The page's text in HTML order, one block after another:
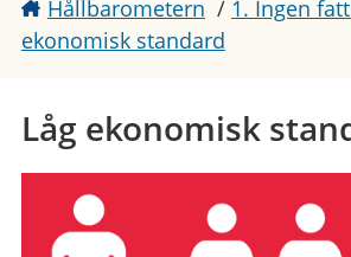
Hållbarometern / 1. Ingen
ekonomisk standard
Låg ekonomisk